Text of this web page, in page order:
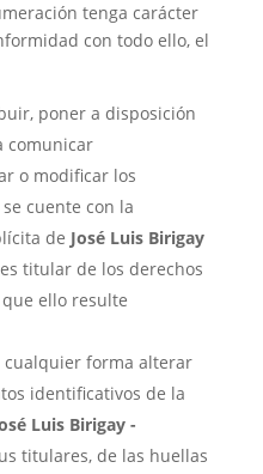
tenga carácter
con todo ello, el
poner a disposición
comunicar
o modificar los
cuente con la
de José Luis Birigay
titular de los derechos
ello resulte
forma alterar
identificativos de la
Luis Birigay -
titulares, de las huellas